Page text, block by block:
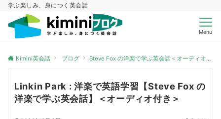
学ぶ楽しみ、身につく英会話
Menu
Kimini英会話 ブログ Steve Fox の洋楽で学ぶ英会話＜オーディオ付き＞
Linkin Park : 洋楽で英語学習【Steve Fox の
洋楽で学ぶ英会話】＜オーディオ付き＞